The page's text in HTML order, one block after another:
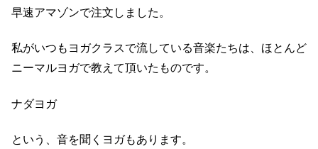
早速アマゾンで注文しました。
私がいつもヨガクラスで流している音楽たちは、ほとんど
ニーマルヨガで教えて頂いたものです。
ナダヨガ
という、音を聞くヨガもあります。